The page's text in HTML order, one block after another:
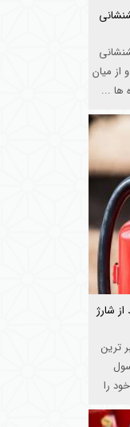
میان
ها ...
شارژ
ترین
را